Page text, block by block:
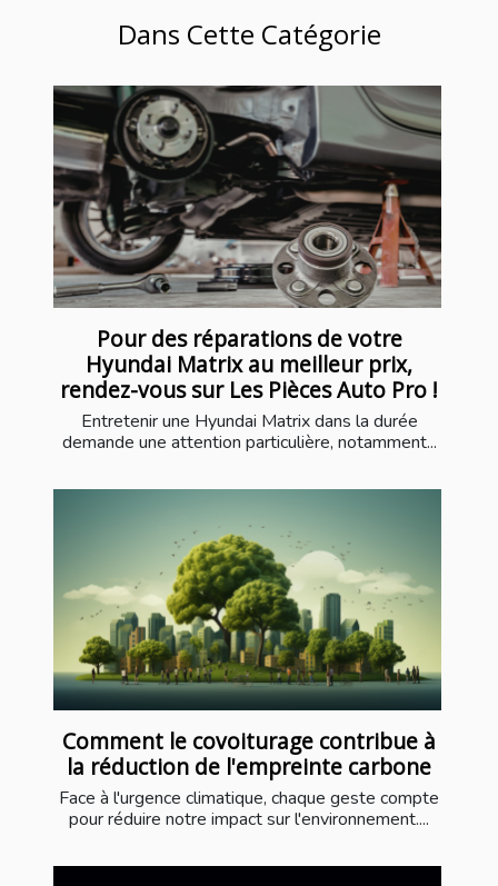
Dans Cette Catégorie
Pour des réparations de votre
Hyundai Matrix au meilleur prix,
rendez-vous sur Les Pièces Auto Pro !
Entretenir une Hyundai Matrix dans la durée
demande une attention particulière, notamment...
Comment le covoiturage contribue à
la réduction de l'empreinte carbone
Face à l'urgence climatique, chaque geste compte
pour réduire notre impact sur l'environnement....